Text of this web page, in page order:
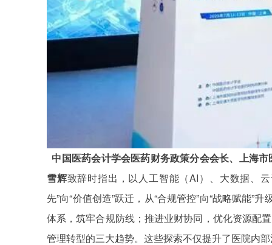
中国医药会计学会医药财务政策分会会长、上海
雪辉致辞时指出，以人工智能（AI ）、大数据、
先”向“价值创造”跃迁，从“合规管控”向“战略赋能”升
体系，筑牢合规防线；推进业财协同，优化资源配
管理转型的三大趋势。这些探索不仅提升了医院内